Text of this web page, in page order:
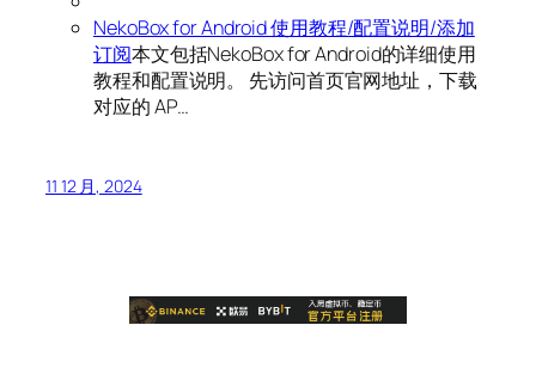
NekoBox for Android 使用教程/配置说明/添加
订阅本文包括NekoBox for Android的详细使用
教程和配置说明。 先访问首页官网地址，下载
对应的 AP…
11 12 月, 2024